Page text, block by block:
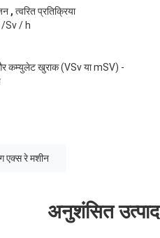
, त्वरित प्रतिक्रिया
/Sv / h
कम्युलेट खुराक (VSv या mSV) -
एक्स रे मशीन
अनुशंसित उत्पाद